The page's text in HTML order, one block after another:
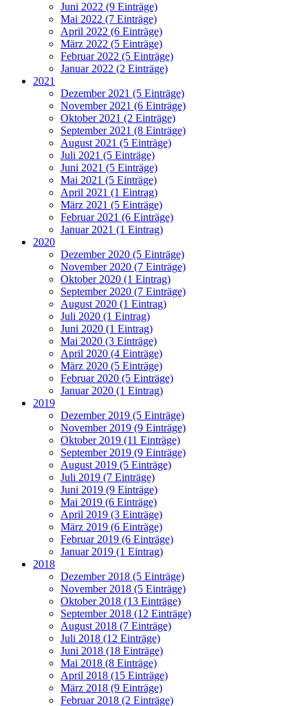
Juni 2022 (9 Einträge)
Mai 2022 (7 Einträge)
April 2022 (6 Einträge)
März 2022 (5 Einträge)
Februar 2022 (5 Einträge)
Januar 2022 (2 Einträge)
2021
Dezember 2021 (5 Einträge)
November 2021 (6 Einträge)
Oktober 2021 (2 Einträge)
September 2021 (8 Einträge)
August 2021 (5 Einträge)
Juli 2021 (5 Einträge)
Juni 2021 (5 Einträge)
Mai 2021 (5 Einträge)
April 2021 (1 Eintrag)
März 2021 (5 Einträge)
Februar 2021 (6 Einträge)
Januar 2021 (1 Eintrag)
2020
Dezember 2020 (5 Einträge)
November 2020 (7 Einträge)
Oktober 2020 (1 Eintrag)
September 2020 (7 Einträge)
August 2020 (1 Eintrag)
Juli 2020 (1 Eintrag)
Juni 2020 (1 Eintrag)
Mai 2020 (3 Einträge)
April 2020 (4 Einträge)
März 2020 (5 Einträge)
Februar 2020 (5 Einträge)
Januar 2020 (1 Eintrag)
2019
Dezember 2019 (5 Einträge)
November 2019 (9 Einträge)
Oktober 2019 (11 Einträge)
September 2019 (9 Einträge)
August 2019 (5 Einträge)
Juli 2019 (7 Einträge)
Juni 2019 (9 Einträge)
Mai 2019 (6 Einträge)
April 2019 (3 Einträge)
März 2019 (6 Einträge)
Februar 2019 (6 Einträge)
Januar 2019 (1 Eintrag)
2018
Dezember 2018 (5 Einträge)
November 2018 (5 Einträge)
Oktober 2018 (13 Einträge)
September 2018 (12 Einträge)
August 2018 (7 Einträge)
Juli 2018 (12 Einträge)
Juni 2018 (18 Einträge)
Mai 2018 (8 Einträge)
April 2018 (15 Einträge)
März 2018 (9 Einträge)
Februar 2018 (2 Einträge)